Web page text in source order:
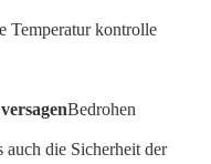
Temperatur kontrolle
Bedrohen
auch die Sicherheit der